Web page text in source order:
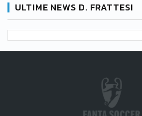
ULTIME NEWS D. FRATTESI